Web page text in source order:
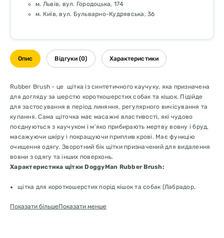
м. Львів, вул. Городоцька, 174
м. Київ, вул. Бульварно-Кудрявська, 36
Опис Відгуки (0) Характеристики
Rubber Brush - це щітка із синтетичного каучуку, яка призначена
для догляду за шерстю короткошерстих собак та кішок. Підійде
для застосування в період линяння, регулярного вичісування та
купання. Сама щіточка має масажні властивості, які чудово
поєднуються з каучуком і м'яко прибирають мертву вовну і бруд,
масажуючи шкіру і покращуючи приплив крові. Має функцію
очищення одягу. Зворотний бік щітки призначений для видалення
вовни з одягу та інших поверхонь.
Характеристика щітки DoggyMan Rubber Brush:
щітка для короткошерстих порід кішок та собак (Лабрадор,
матеріал: синтетичний каучук
Показати більшеПоказати менше